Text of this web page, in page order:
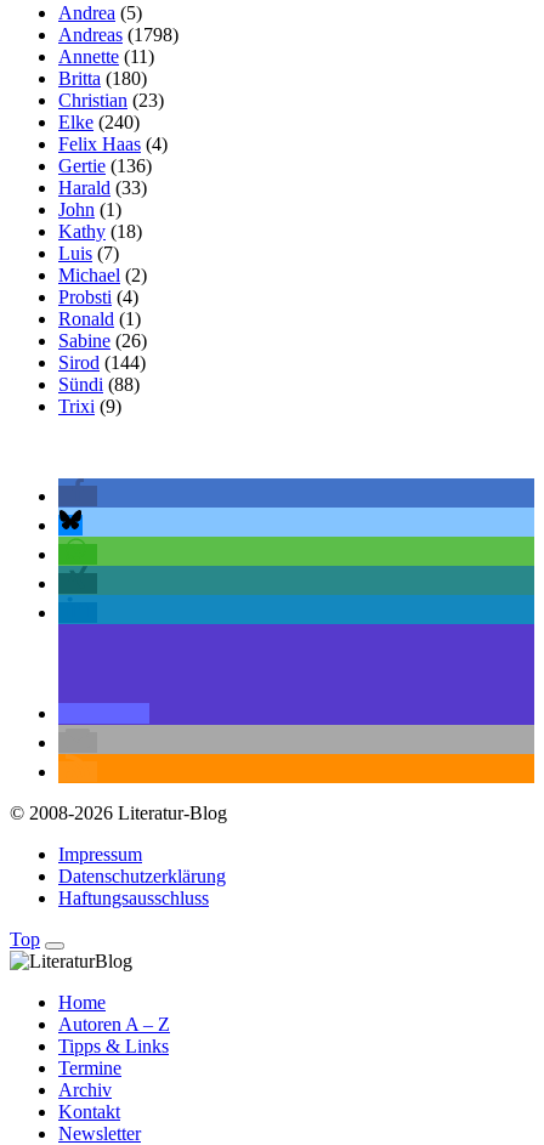
Andrea (5)
Andreas (1798)
Annette (11)
Britta (180)
Christian (23)
Elke (240)
Felix Haas (4)
Gertie (136)
Harald (33)
John (1)
Kathy (18)
Luis (7)
Michael (2)
Probsti (4)
Ronald (1)
Sabine (26)
Sirod (144)
Sündi (88)
Trixi (9)
© 2008-2026 Literatur-Blog
Impressum
Datenschutzerklärung
Haftungsausschluss
Top
Home
Autoren A – Z
Tipps & Links
Termine
Archiv
Kontakt
Newsletter